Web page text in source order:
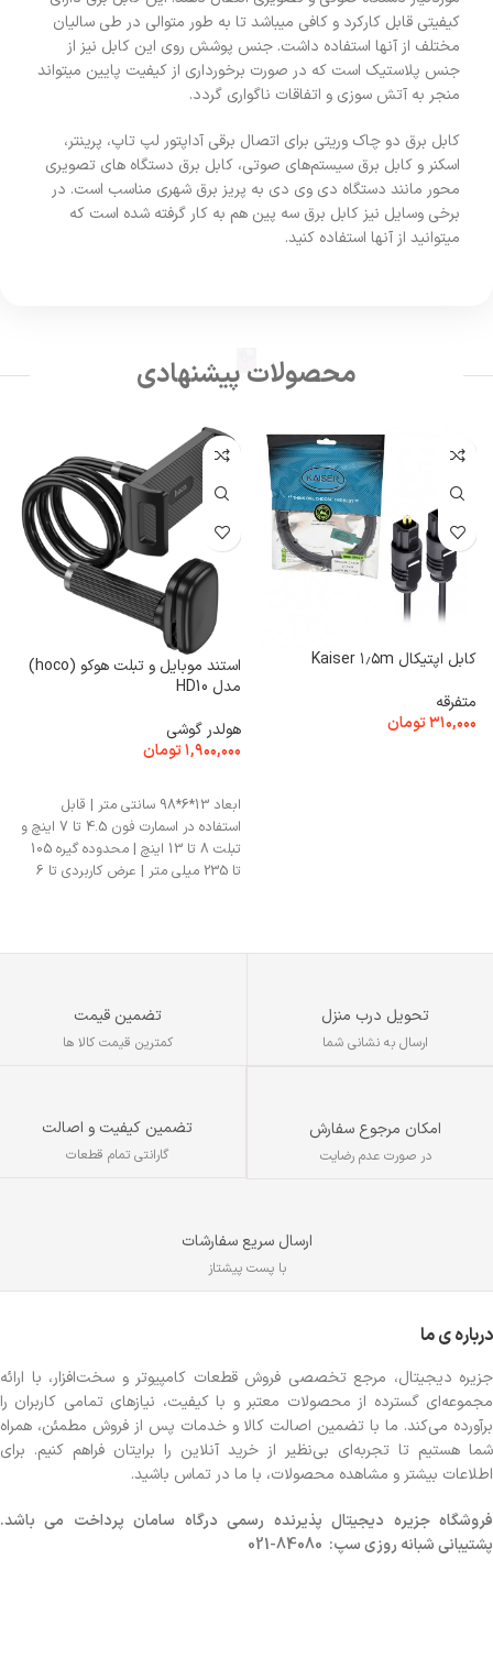
کیفیتی قابل کارکرد و کافی میباشد تا به طور متوالی در طی سالیان
مختلف از آنها استفاده داشت. جنس پوشش روی این کابل نیز از
جنس پلاستیک است که در صورت برخورداری از کیفیت پایین میتواند
منجر به آتش سوزی و اتفاقات ناگواری گردد.
کابل برق دو چاک وریتی برای اتصال برقی آداپتور لپ‌ تاپ، پرینتر،
اسکنر و کابل برق سیستم‌های صوتی، کابل برق دستگاه های تصویری
محور مانند دستگاه دی وی دی به پریز برق شهری مناسب است. در
برخی وسایل نیز کابل برق سه پین هم به ‌کار گرفته شده است که
میتوانید از آنها استفاده کنید.
محصولات پیشنهادی
کابل اپتیکال Kaiser ۱٫۵m
متفرقه
۳۱۰,۰۰۰تومان
استند موبایل و تبلت هوکو (hoco)
مدل HD10
هولدر گوشی
۱,۹۰۰,۰۰۰تومان
ابعاد 13*6*98 سانتی متر | قابل
استفاده در اسمارت فون 4.5 تا 7 اینچ و
تبلت 8 تا 13 اینچ | محدوده گیره 105
تا 235 میلی متر | عرض کاربردی تا 6
تحویل درب منزل
ارسال به نشانی شما
تضمین قیمت
کمترین قیمت کالا ها
امکان مرجوع سفارش
در صورت عدم رضایت
تضمین کیفیت و اصالت
گارانتی تمام قطعات
ارسال سریع سفارشات
با پست پیشتاز
درباره ی ما
جزیره دیجیتال، مرجع تخصصی فروش قطعات کامپیوتر و سخت‌افزار، با ارائه
مجموعه‌ای گسترده از محصولات معتبر و با کیفیت، نیازهای تمامی کاربران را
برآورده می‌کند. ما با تضمین اصالت کالا و خدمات پس از فروش مطمئن، همراه
شما هستیم تا تجربه‌ای بی‌نظیر از خرید آنلاین را برایتان فراهم کنیم. برای
اطلاعات بیشتر و مشاهده محصولات، با ما در تماس باشید.
فروشگاهجزیره دیجیتال پذیرنده رسمی درگاه سامان پرداخت می باشد.
پشتیبانی شبانه روزی سپ: 84080-021